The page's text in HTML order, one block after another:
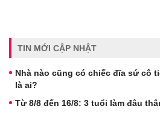
TIN MỚI CẬP NHẬT
Nhà nào cũng có chiếc đĩa sứ cô
là ai?
Từ 8/8 đến 16/8: 3 tuổi làm đâu